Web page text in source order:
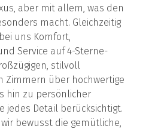
aber mit allem, was den
macht. Gleichzeitig
uns Komfort,
Service auf 4-Sterne-
stilvoll
Zimmern über hochwertige
hin zu persönlicher
jedes Detail berücksichtigt.
bewusst die gemütliche,